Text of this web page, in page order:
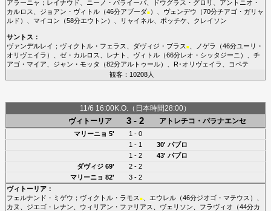
アラーニャ ； レイナウド ニーノ・パライーバ、 ドウグラス・グロリ
アントニオ・
カルロス
ジョアン・ヴィトル（46分アブーダ■）、 ヴェンデウ （70分チアゴ・ガリャ
ルド ）、 マイコン （58分エウトン ）、 リャイネル、 ポッチケ クレイソン
サントス ：
ヴァンデルレイ ； ヴィクトル・フェラス ダヴィジ・ブラス ■、 ノゲラ （46分ユーリ・
オリヴェイラ ）、 ゼ・カルロス レナト ヴィトル（66分レオ・シッタジーニ ）、 チ
アゴ・マイア
ジャン・モッタ （82分アルトゥール）、 R･オリヴェイラ
コペテ
観客：10208人
11/6 16:00K.O.（日本時間28:00）
ヴィトーリア
3 - 2 アトレチコ・パラナエンセ
マリーニョ 5'
1 - 0
1 - 1
30' パブロ
1 - 2
43' パブロ
ダヴィジ69'
2 - 2
マリーニョ 82'
3 - 2
ヴィトーリア：
フェルナンド・ミゲウ ； ヴィクトル・ラモス ■、 エウレル（46分ジオゴ・マテウス ）、
カヌ
ジエゴ・レナン ウィリアン・ファリアス ヴェリソン フラヴィオ （44分カ